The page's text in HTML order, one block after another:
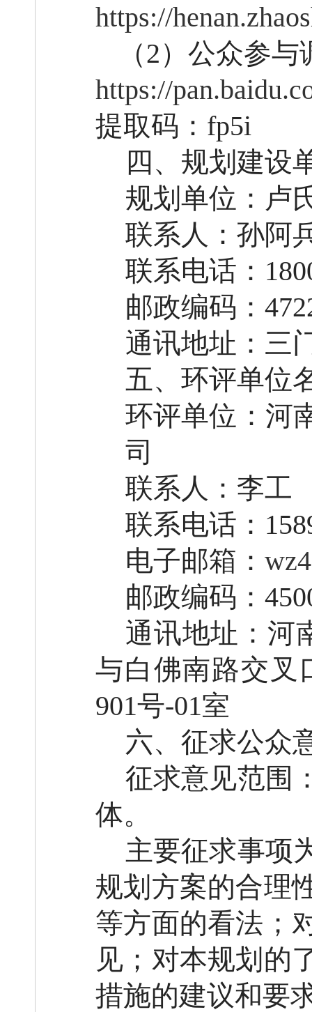
https://
（2） 公众参与
https://
提取码：fp5i
四、规划建设
规划单位： 卢
联系人： 孙阿
联系电话：
邮政编码：
通讯地址：三
五、 环评单位
环评单位： 河
司
联系人： 李工
联系电话：
电子邮箱：
邮政编码：
通讯地址：河
与白佛南路交叉
901号-01室
六、征求公众
征求意见范围
体。
主要征求事项
规划方案的合理
等方面的看法；
见；对本规划的
措施的建议和要